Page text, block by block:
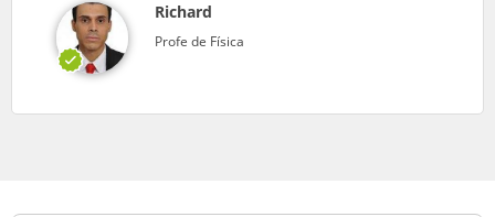
Richard
Profe de Física